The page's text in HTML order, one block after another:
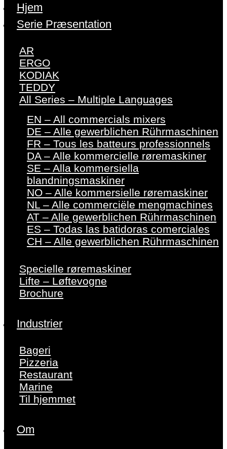
Hjem
Serie Præsentation
AR
ERGO
KODIAK
TEDDY
All Series – Multiple Languages
EN – All commercials mixers
DE – Alle gewerblichen Rührmaschinen
FR – Tous les batteurs professionnels
DA – Alle kommercielle røremaskiner
SE – Alla kommersiella
blandningsmaskiner
NO – Alle kommersielle røremaskiner
NL – Alle commerciële mengmachines
AT – Alle gewerblichen Rührmaschinen
ES – Todas las batidoras comerciales
CH – Alle gewerblichen Rührmaschinen
Specielle røremaskiner
Lifte – Løftevogne
Brochure
Industrier
Bageri
Pizzeria
Restaurant
Marine
Til hjemmet
Om